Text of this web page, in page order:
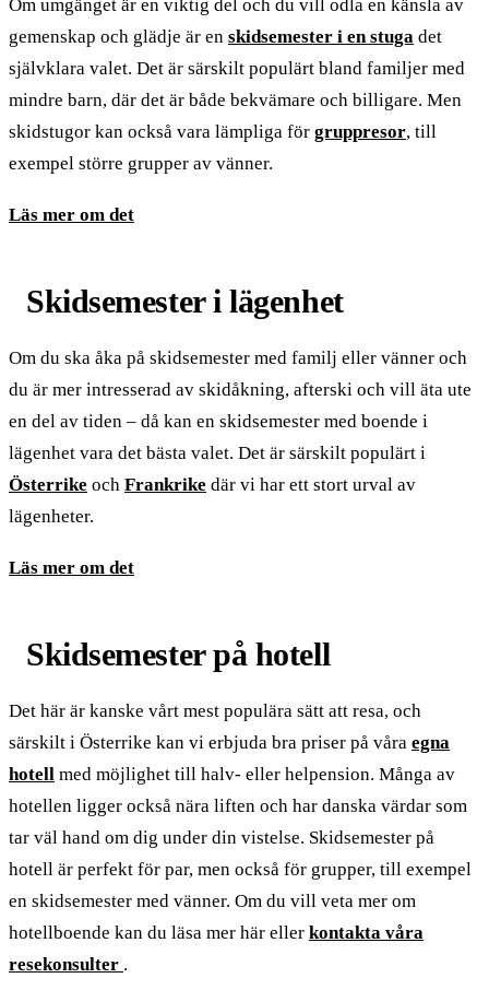
Om umgänget är en viktig del och du vill odla en känsla av
gemenskap och glädje är en skidsemester i en stuga det
självklara valet. Det är särskilt populärt bland familjer med
mindre barn, där det är både bekvämare och billigare. Men
skidstugor kan också vara lämpliga för gruppresor, till
exempel större grupper av vänner.
Läs mer om det
Skidsemester i lägenhet
Om du ska åka på skidsemester med familj eller vänner och
du är mer intresserad av skidåkning, afterski och vill äta ute
en del av tiden – då kan en skidsemester med boende i
lägenhet vara det bästa valet. Det är särskilt populärt i
Österrike och Frankrike där vi har ett stort urval av
lägenheter.
Läs mer om det
Skidsemester på hotell
Det här är kanske vårt mest populära sätt att resa, och
särskilt i Österrike kan vi erbjuda bra priser på våra egna
hotell med möjlighet till halv- eller helpension. Många av
hotellen ligger också nära liften och har danska värdar som
tar väl hand om dig under din vistelse. Skidsemester på
hotell är perfekt för par, men också för grupper, till exempel
en skidsemester med vänner. Om du vill veta mer om
hotellboende kan du läsa mer här eller kontakta våra
resekonsulter .